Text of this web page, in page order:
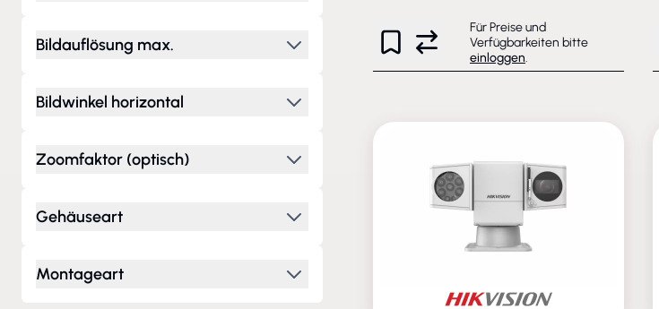
Bildauflösung max.
Bildwinkel horizontal
Zoomfaktor (optisch)
Gehäuseart
Montageart
Für Preise und
Verfügbarkeiten bitte
einloggen.